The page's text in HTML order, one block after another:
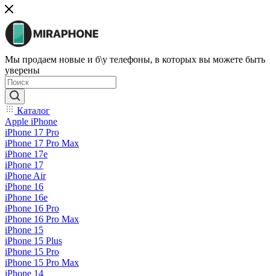
Мы продаем новые и б\у телефоны, в которых вы можете быть
уверены
Каталог
Apple iPhone
iPhone 17 Pro
iPhone 17 Pro Max
iPhone 17e
iPhone 17
iPhone Air
iPhone 16
iPhone 16e
iPhone 16 Pro
iPhone 16 Pro Max
iPhone 15
iPhone 15 Plus
iPhone 15 Pro
iPhone 15 Pro Max
iPhone 14